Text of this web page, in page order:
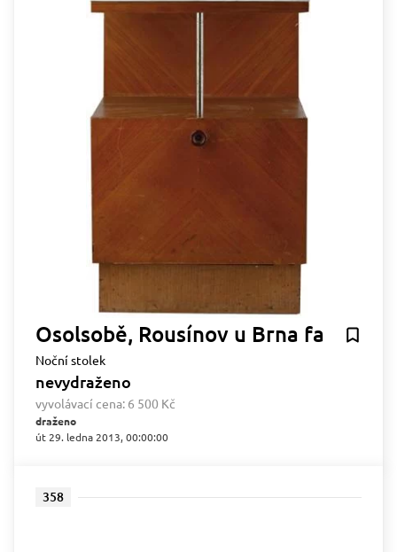
Osolsobě, Rousínov u Brna fa
Noční stolek
nevydraženo
vyvolávací cena: 6 500 Kč
draženo
út 29. ledna 2013, 00:00:00
358